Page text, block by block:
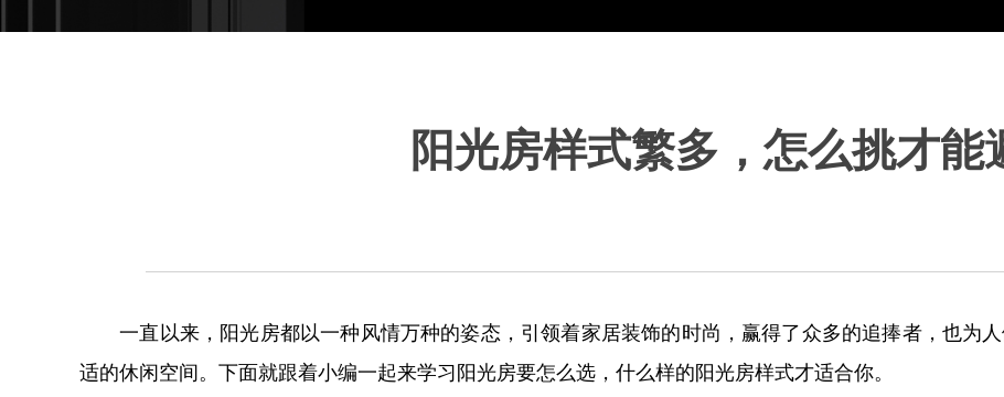
阳光房样式繁多，怎么挑才能
一直以来，阳光房都以一种风情万种的姿态，引领着家居装饰的时尚，赢得了众多的追捧者，也为
适的休闲空间。下面就跟着小编一起来学习阳光房要怎么选，什么样的阳光房样式才适合你。